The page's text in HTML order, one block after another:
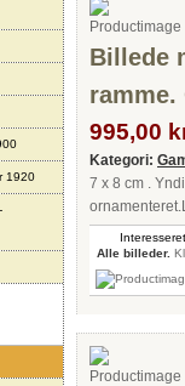
1920
Billede
ramme.
995,00
Kategori:
7 x 8 cm .
Alle billeder.